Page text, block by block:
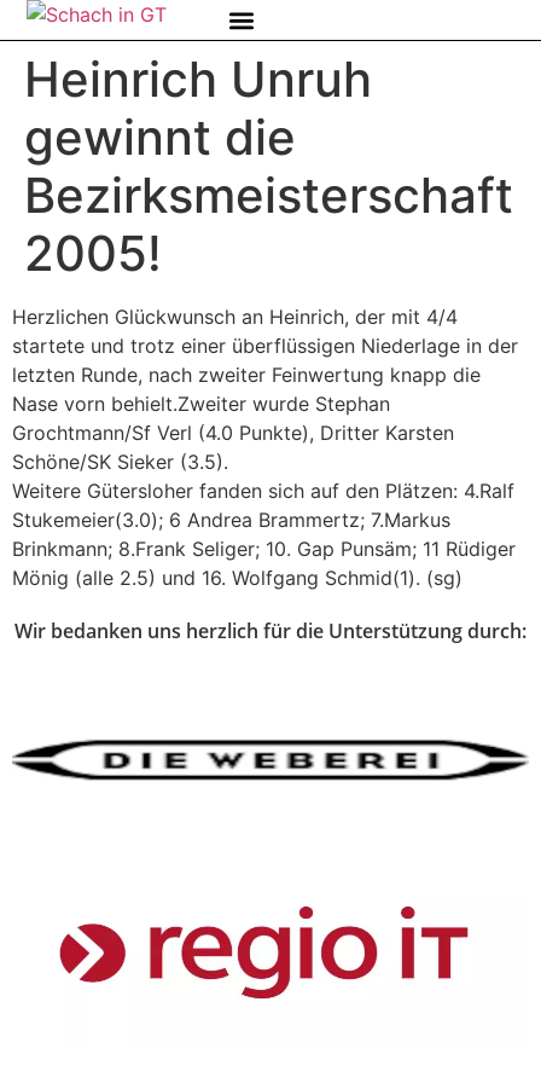
Heinrich Unruh
gewinnt die
Bezirksmeisterschaft
2005!
Herzlichen Glückwunsch an Heinrich, der mit 4/4
startete und trotz einer überflüssigen Niederlage in der
letzten Runde, nach zweiter Feinwertung knapp die
Nase vorn behielt.Zweiter wurde Stephan
Grochtmann/Sf Verl (4.0 Punkte), Dritter Karsten
Schöne/SK Sieker (3.5).
Weitere Gütersloher fanden sich auf den Plätzen: 4.Ralf
Stukemeier(3.0); 6 Andrea Brammertz; 7.Markus
Brinkmann; 8.Frank Seliger; 10. Gap Punsäm; 11 Rüdiger
Mönig (alle 2.5) und 16. Wolfgang Schmid(1). (sg)
Wir bedanken uns herzlich für die Unterstützung durch: